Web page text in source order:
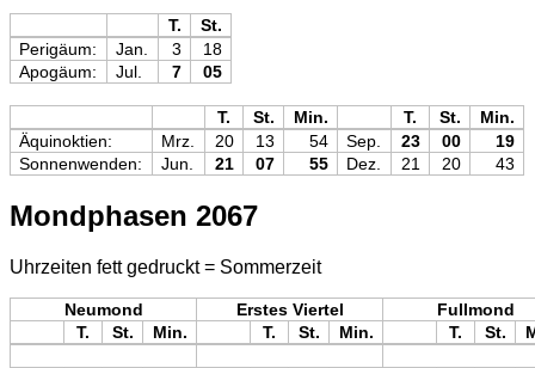
T.
St.
Perigäum:
Jan. 3
18
Apogäum:
Jul. 7 05
T. St. Min. T. St.
Min.
Äquinoktien:
Mrz. 20 13 54 Sep. 23 00
19
Sonnenwenden:
Jun. 21 07 55 Dez. 21 20 43
Mondphasen 2067
Uhrzeiten fett gedruckt = Sommerzeit
Neumond Erstes Viertel
Fullmond
T.
St. Min. T. St. Min. T. St.